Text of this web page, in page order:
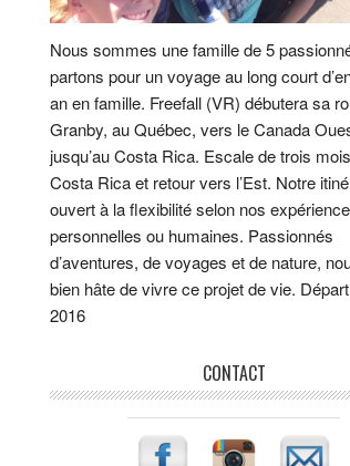
Nous sommes une famille de 5
partons pour un voyage au long court
an en famille. Freefall (VR) débutera sa
Granby, au Québec, vers le Canada
jusqu’au Costa Rica. Escale de trois
Costa Rica et retour vers l’Est. Notre
ouvert à la flexibilité selon nos
personnelles ou humaines. Passionnés
d’aventures, de voyages et de nature,
bien hâte de vivre ce projet de vie.
2016
CONTACT